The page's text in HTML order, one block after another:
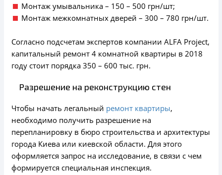
Монтаж умывальника – 150 – 500 грн/шт;
Монтаж межкомнатных дверей – 300 – 780 грн/шт.
Согласно подсчетам экспертов компании ALFA Project,
капитальный ремонт 4 комнатной квартиры в 2018
году стоит порядка 350 – 600 тыс. грн.
Разрешение на реконструкцию стен
Чтобы начать легальный ремонт квартиры,
необходимо получить разрешение на
перепланировку в бюро строительства и архитектуры
города Киева или киевской области. Для этого
оформляется запрос на исследование, в связи с чем
формируется специальная инспекция.